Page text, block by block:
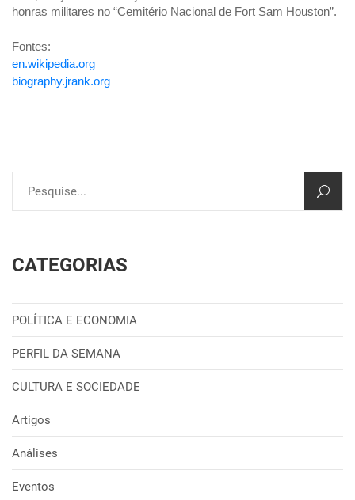
honras militares no “Cemitério Nacional de Fort Sam Houston”.
Fontes:
en.wikipedia.org
biography.jrank.org
CATEGORIAS
POLÍTICA E ECONOMIA
PERFIL DA SEMANA
CULTURA E SOCIEDADE
Artigos
Análises
Eventos